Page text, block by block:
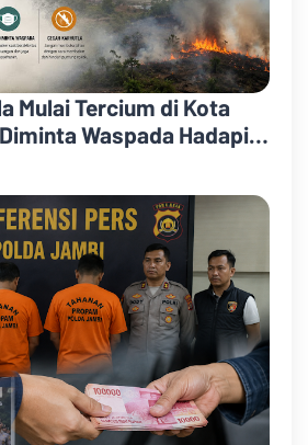
Mulai Tercium di Kota
Waspada Hadapi